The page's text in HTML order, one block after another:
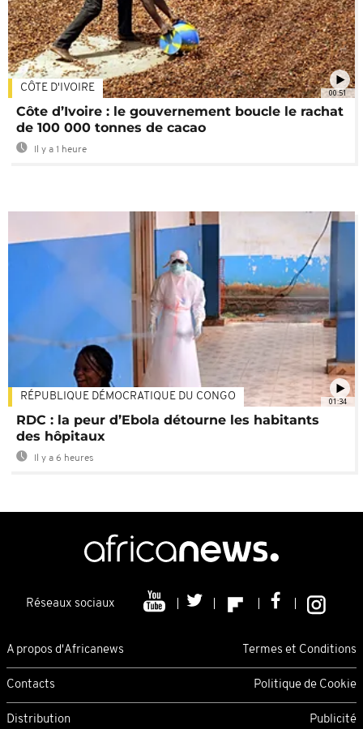
00:51
CÔTE D'IVOIRE
Côte d’Ivoire : le gouvernement boucle le rachat
de 100 000 tonnes de cacao
Il y a 1 heure
01:34
RÉPUBLIQUE DÉMOCRATIQUE DU CONGO
RDC : la peur d’Ebola détourne les habitants
des hôpitaux
Il y a 6 heures
Réseaux sociaux
A propos d'Africanews Termes et Conditions
Contacts Politique de Cookie
Distribution Publicité